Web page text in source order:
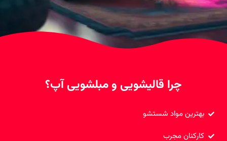
چرا قالیشویی و مبلشویی آپ؟
بهترین مواد شستشو
کارکنان مجرب